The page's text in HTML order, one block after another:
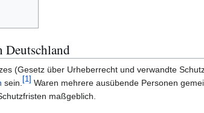
Deutschland
(Gesetz über Urheberrecht und verwandte
sein. [1] Waren mehrere ausübende Personen
maßgeblich.